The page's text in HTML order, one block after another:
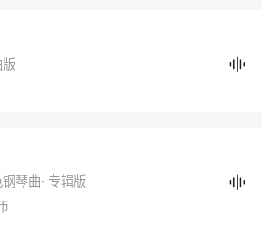
版
钢琴曲· 专辑版